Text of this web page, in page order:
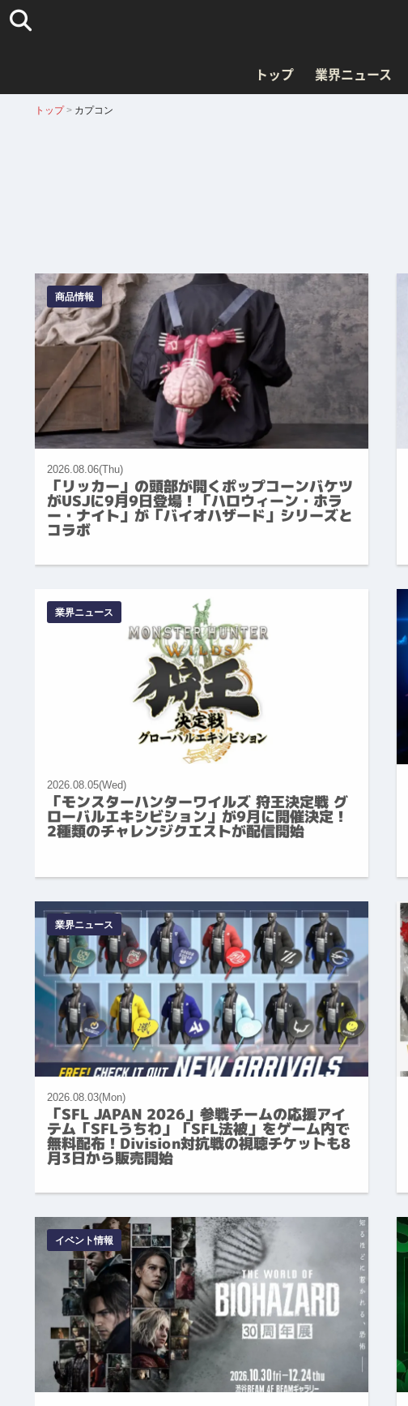
トップ 業界ニュース
トップ> カプコン
商品情報
2026.08.06(Thu)
「リッカー」の頭部が開くポップコーンバケツ
がUSJに9月9日登場！「ハロウィーン・ホラ
ー・ナイト」が「バイオハザード」シリーズと
コラボ
業界ニュース
2026.08.05(Wed)
「モンスターハンターワイルズ 狩王決定戦 グ
ローバルエキシビション」が9月に開催決定！
2種類のチャレンジクエストが配信開始
業界ニュース
2026.08.03(Mon)
「SFL JAPAN 2026」参戦チームの応援アイ
テム「SFLうちわ」「SFL法被」をゲーム内で
無料配布！Division対抗戦の視聴チケットも8
月3日から販売開始
イベント情報